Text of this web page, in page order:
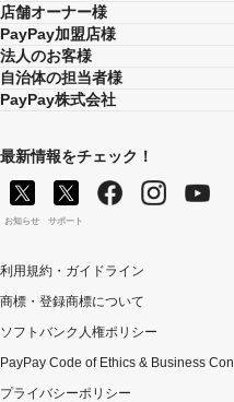
店舗オーナー様
PayPay加盟店様
法人のお客様
自治体の担当者様
PayPay株式会社
最新情報をチェック！
お知らせ サポート
利用規約・ガイドライン
商標・登録商標について
ソフトバンク人権ポリシー
PayPay Code of Ethics & Business
プライバシーポリシー